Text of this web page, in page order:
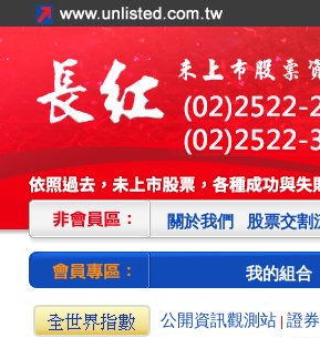
關於我們 股票交割
我的組合
公開資訊觀測站 證